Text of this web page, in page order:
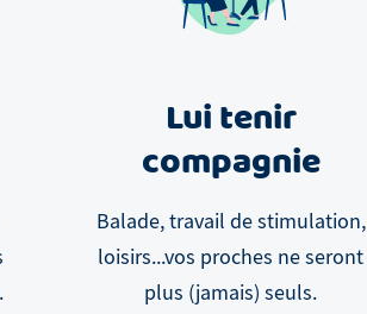
Lui tenir
compagnie
Balade, travail de stimulation,
loisirs...vos proches ne seront
plus (jamais) seuls.